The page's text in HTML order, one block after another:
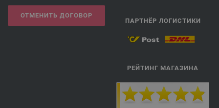
ОТМЕНИТЬ ДОГОВОР
ПАРТНЁР ЛОГИСТИКИ
РЕЙТИНГ МАГАЗИНА